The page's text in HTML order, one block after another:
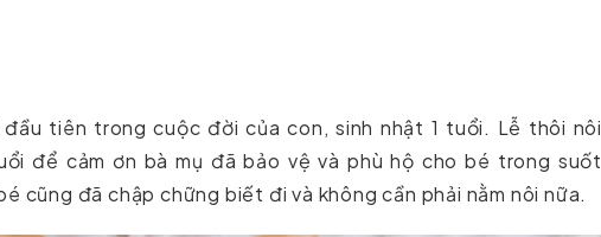
tiên trong cuộc đời của con, sinh nhật 1 tuổi. Lễ thôi nôi
để cảm ơn bà mụ đã bảo vệ và phù hộ cho bé trong suốt
cũng đã chập chững biết đi và không cần phải nằm nôi nữa.